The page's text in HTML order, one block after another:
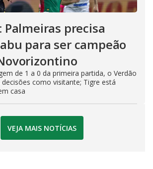
Palmeiras precisa
para ser campeão
de 1 a 0 da primeira partida, o Verdão
como visitante; Tigre está
casa
VEJA MAIS NOTÍCIAS